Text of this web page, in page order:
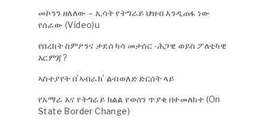
መኮንን ዘለለው – ኢሳት የትግራይ ህዝብ እንዲጠፋ ነው
የሰራው (Video)u
የበረከት ስምዖንና ታደሰ ካሳ መታሰር -ሕጋዊ ወይስ ፖለቲካዊ
እርምጃ?
ኣስተያየት በ’ኣብራክ’ ልብወለድ ድርሰት ላይ
የአማራ እና የትግራይ ክልል የወሰን ጥያቄ በተመለከተ (On
State Border Change)